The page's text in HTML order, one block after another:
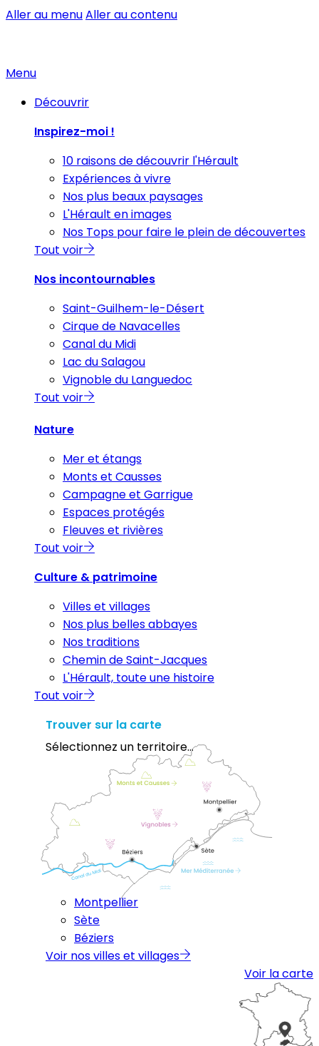
Aller au menuAller au contenu
Menu
Découvrir
Inspirez-moi !
10 raisons de découvrir l'Hérault
Expériences à vivre
Nos plus beaux paysages
L'Hérault en images
Nos Tops pour faire le plein de découvertes
Tout voir
Nos incontournables
Saint-Guilhem-le-Désert
Cirque de Navacelles
Canal du Midi
Lac du Salagou
Vignoble du Languedoc
Tout voir
Nature
Mer et étangs
Monts et Causses
Campagne et Garrigue
Espaces protégés
Fleuves et rivières
Tout voir
Culture & patrimoine
Villes et villages
Nos plus belles abbayes
Nos traditions
Chemin de Saint-Jacques
L'Hérault, toute une histoire
Tout voir
Trouver sur la carte
Sélectionnez un territoire...
Montpellier
Sète
Béziers
Voir nos villes et villages
Voir la carte